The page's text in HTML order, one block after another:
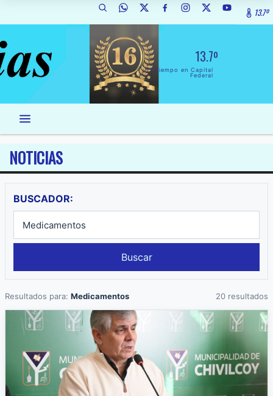
13.7º
13.7º
El Tiempo en Capital
Federal
NOTICIAS
BUSCADOR:
Buscar
Resultados para: Medicamentos 20 resultados